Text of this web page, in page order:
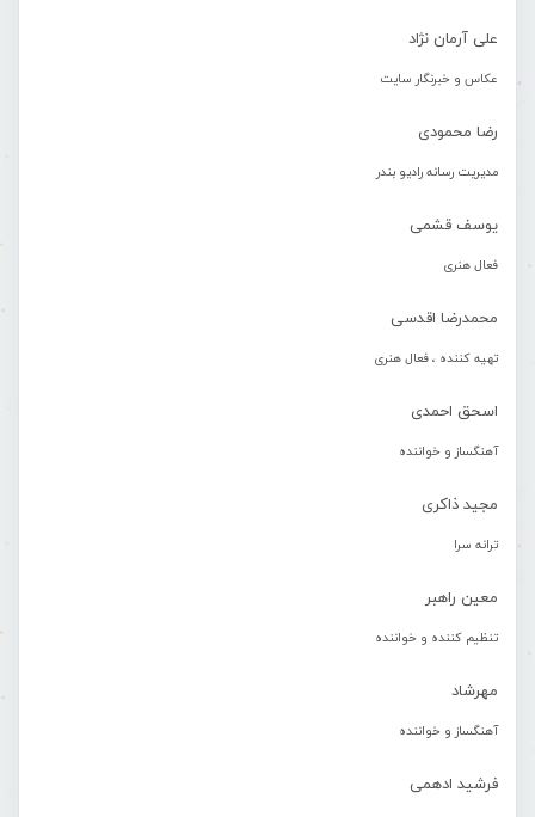
علی آرمان نژاد
عکاس و خبرنگار سایت
رضا محمودی
مدیریت رسانه رادیو بندر
یوسف قشمی
فعال هنری
محمدرضا اقدسی
تهیه کننده ، فعال هنری
اسحق احمدی
آهنگساز و خواننده
مجید ذاکری
ترانه سرا
معین راهبر
تنظیم کننده و خواننده
مهرشاد
آهنگساز و خواننده
فرشید ادهمی